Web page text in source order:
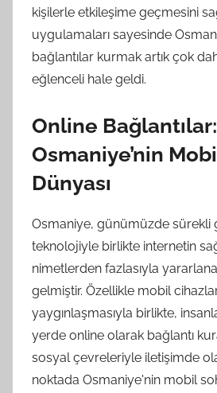
kişilerle etkileşime geçmesini
uygulamaları sayesinde
bağlantılar kurmak artık çok
eğlenceli hale geldi.
Online Bağlantılar:
Osmaniye’nin
Dünyası
Osmaniye, günümüzde sürekli
teknolojiyle birlikte internetin
nimetlerden fazlasıyla
gelmiştir. Özellikle mobil
yaygınlaşmasıyla birlikte,
yerde online olarak bağlantı
sosyal çevreleriyle iletişimde
noktada Osmaniye'nin mobil